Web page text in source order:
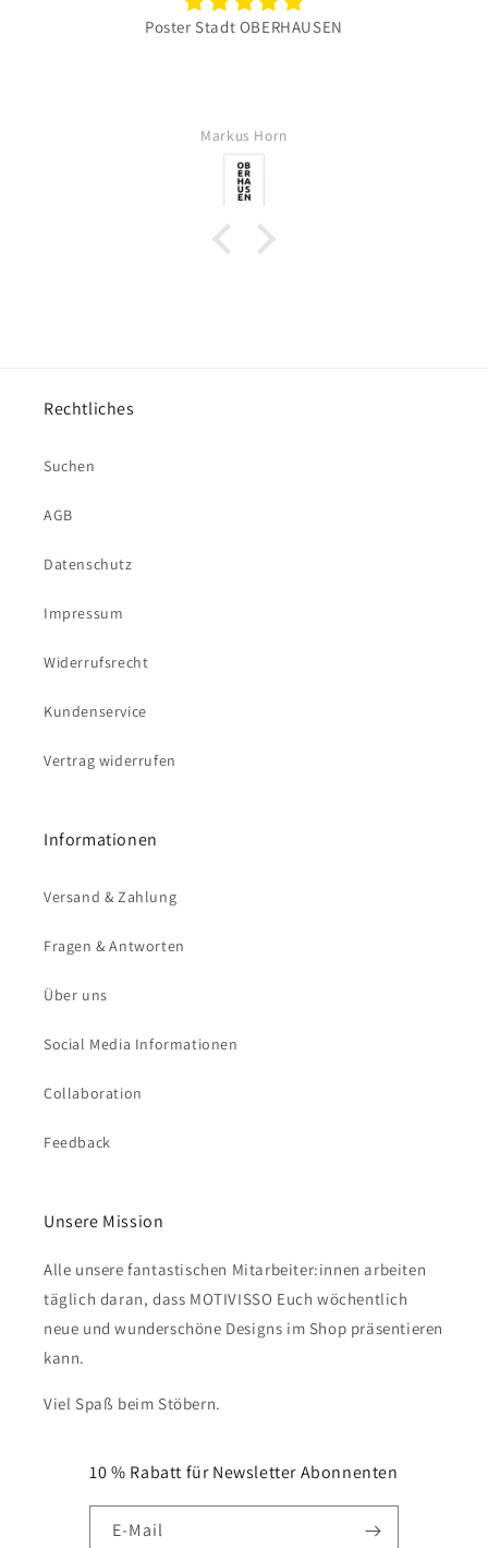
Poster Stadt OBERHAUSEN
Markus Horn
Rechtliches
Suchen
AGB
Datenschutz
Impressum
Widerrufsrecht
Kundenservice
Vertrag widerrufen
Informationen
Versand & Zahlung
Fragen & Antworten
Über uns
Social Media Informationen
Collaboration
Feedback
Unsere Mission
Alle unsere fantastischen Mitarbeiter:innen arbeiten
täglich daran, dass MOTIVISSO Euch wöchentlich
neue und wunderschöne Designs im Shop präsentieren
kann.
Viel Spaß beim Stöbern.
10 % Rabatt für Newsletter Abonnenten
E-Mail